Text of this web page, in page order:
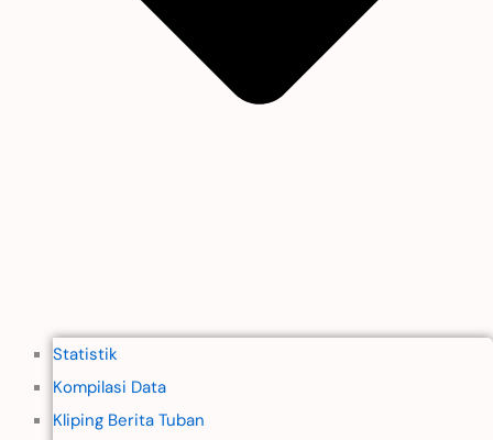
Statistik
Kompilasi Data
Kliping Berita Tuban